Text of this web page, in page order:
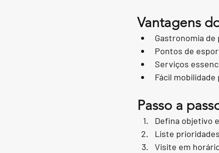
Vantagens
Gastronomia
Pontos de
Serviços
Fácil
Passo a
Defina objetivo
Liste
Visite em